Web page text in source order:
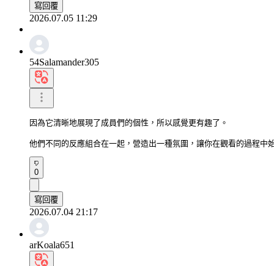
寫回覆
2026.07.05 11:29
54Salamander305
因為它清晰地展現了成員們的個性，所以感覺更有趣了。
他們不同的反應組合在一起，營造出一種氛圍，讓你在觀看的過程中
0
寫回覆
2026.07.04 21:17
arKoala651